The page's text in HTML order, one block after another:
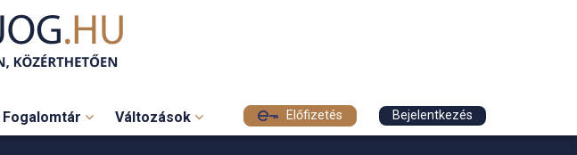
Fogalomtár Változások Előfizetés Bejelentkezés